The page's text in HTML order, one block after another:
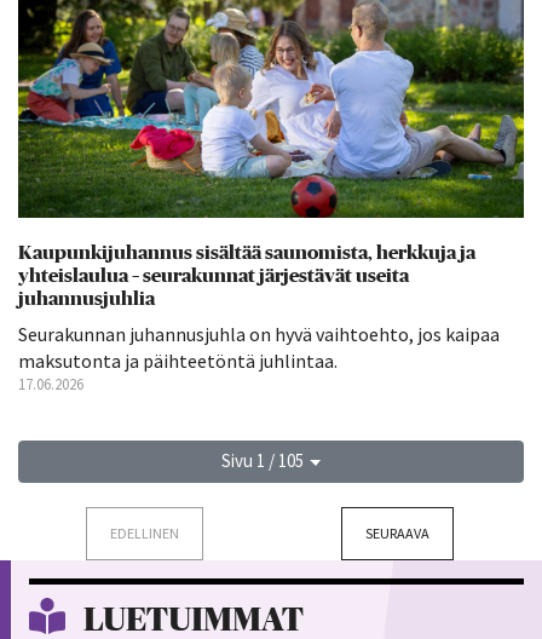
Kaupunkijuhannus sisältää saunomista, herkkuja ja
yhteislaulua – seurakunnat järjestävät useita
juhannusjuhlia
Seurakunnan juhannusjuhla on hyvä vaihtoehto, jos kaipaa
maksutonta ja päihteetöntä juhlintaa.
17.06.2026
Sivu 1 / 105
EDELLINEN SEURAAVA
LUETUIMMAT